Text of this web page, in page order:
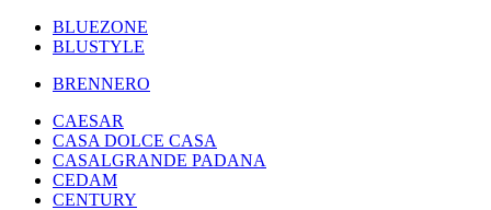
BLUEZONE
BLUSTYLE
BRENNERO
CAESAR
CASA DOLCE CASA
CASALGRANDE PADANA
CEDAM
CENTURY